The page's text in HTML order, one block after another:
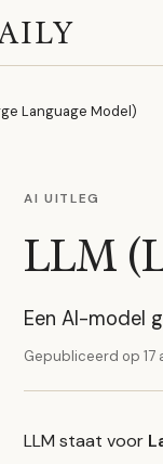
Language Model)
AI UITLEG
LLM
Een AI-model
Gepubliceerd op 17
LLM staat voor